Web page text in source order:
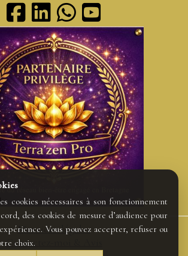
Mentions légales
Contactez-moi & Avis
cookies nécessaires à son fonctionnement
des cookies de mesure d’audience pour
Vous pouvez accepter, refuser ou
choix.